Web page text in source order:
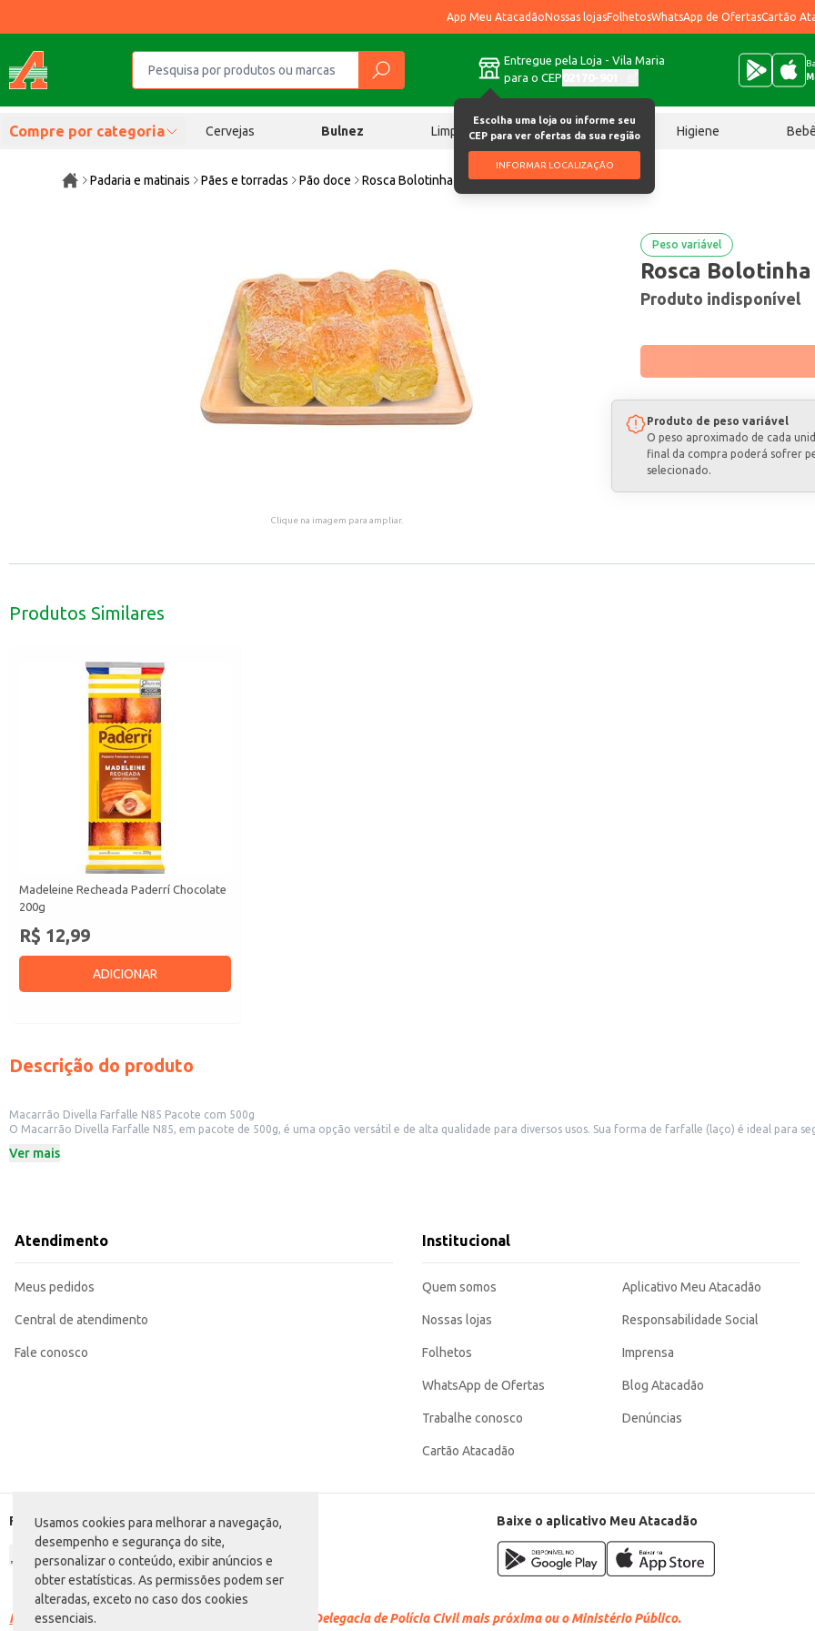
Usamos cookies para melhorar a navegação,
desempenho e segurança do site,
personalizar o conteúdo, exibir anúncios e
obter estatísticas. As permissões podem ser
alteradas, exceto no caso dos cookies
essenciais.
App Meu AtacadãoNossas lojasFolhetosWhatsApp de OfertasCartão
Entregue pela Loja - Vila Maria
para o CEP
Escolha uma loja ou informe seu
CEP para ver ofertas da sua região
INFORMAR LOCALIZAÇÃO
Compre por categoria Cervejas Bulnez Limpeza Chocolates Higiene
Padaria e matinais Pães e torradas Pão doce Rosca Bolotinha Mais Mil quilo
Clique na imagem para ampliar.
Peso variável
Rosca
Produto indisponível
Produto de peso variável
O peso aproximado de cada
final da compra poderá sofrer
selecionado.
Produtos Similares
Madeleine Recheada Paderrí Chocolate
200g
R$ 12,99
ADICIONAR
Descrição do produto
Macarrão Divella Farfalle N85 Pacote com 500g
O Macarrão Divella Farfalle N85, em pacote de 500g, é uma opção versátil e de alta qualidade para diversos usos. Sua forma de farfalle (laço) é ideal para segurar molhos mais densos, tornando-o perfeito para pratos diversos. A
Dicas de uso:
apetitoso em qualquer receita.
Marca: Divella
Categoria: Massa seca
EAN: 7063982
Ver mais
Atendimento
Meus pedidos
Central de atendimento
Fale conosco
Institucional
Quem somos
Nossas lojas
Folhetos
WhatsApp de Ofertas
Trabalhe conosco
Cartão Atacadão
Aplicativo Meu Atacadão
Responsabilidade Social
Imprensa
Blog Atacadão
Denúncias
Formas de pagamento Baixe o aplicativo Meu Atacadão
Racismo é crime. Denuncie. Disque 100 ou procure a Delegacia de Polícia Civil mais próxima ou o Ministério Público.